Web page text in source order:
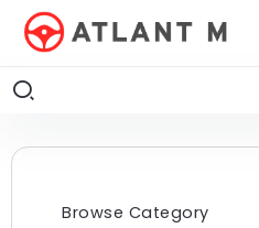
Browse Category